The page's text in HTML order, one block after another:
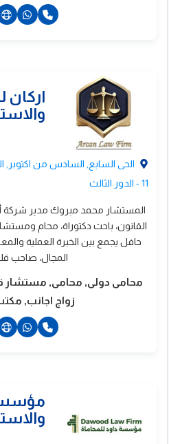
الدولى
المحاماة
الحى السابع, السادس من اكتوبر,
11 - الدور الثالث
المستشار محمد مبروك مدير شركة
القانون، باحث دكتوراة، محام
حافل يجمع بين الخبرة العملية
المجال، صاحب
محامى دولى, محامى, مستشار
زواج اجانب,